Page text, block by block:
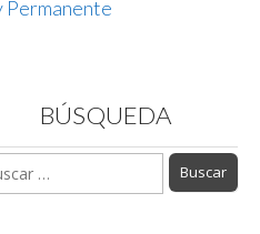
Permanente
BÚSQUEDA